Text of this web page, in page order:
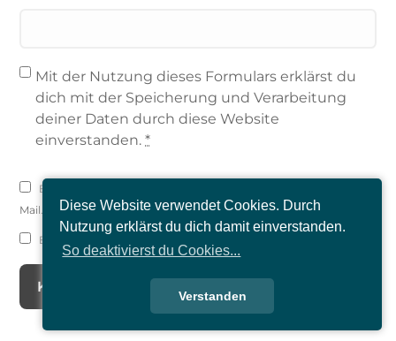
Diese Website verwendet Cookies. Durch
Nutzung erklärst du dich damit einverstanden.
So deaktivierst du Cookies...
Verstanden
Mit der Nutzung dieses Formulars erklärst du
dich mit der Speicherung und Verarbeitung
deiner Daten durch diese Website
einverstanden.*
Benachrichtige mich über nachfolgende Kommentare via E-
Mail.
Benachrichtige mich über neue Beiträge via E-Mail.